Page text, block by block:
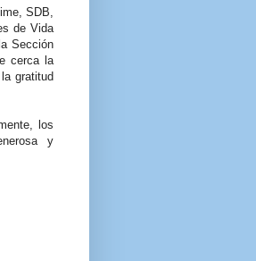
SDB,
de Vida
Sección
cerca la
gratitud
los
y